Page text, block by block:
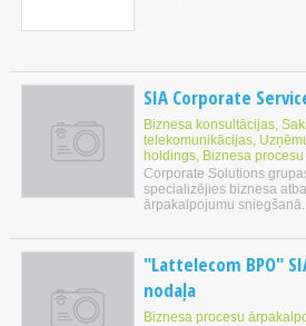
SIA Corporate
Biznesa konsultācijas,
telekomunikācijas,
holdings, Biznesa
Corporate Solutions
specializējies biznesa
ārpakalpojumu
"Lattelecom BPO"
nodaļa
Biznesa procesu